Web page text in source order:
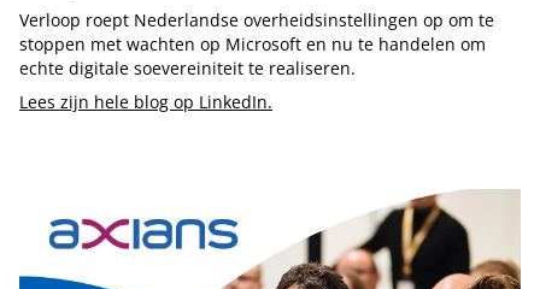
Verloop roept Nederlandse overheidsinstellingen op om te
stoppen met wachten op Microsoft en nu te handelen om
echte digitale soevereiniteit te realiseren.
Lees zijn hele blog op LinkedIn.